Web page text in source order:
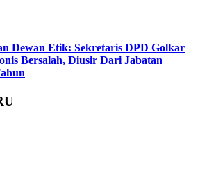
Dewan Etik: Sekretaris DPD Golkar
Bersalah, Diusir Dari Jabatan